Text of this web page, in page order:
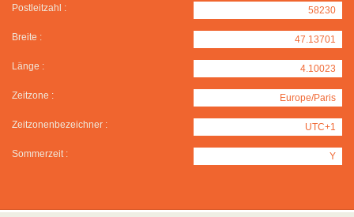
Postleitzahl : 58230
Breite : 47.13701
Länge : 4.10023
Zeitzone : Europe/Paris
Zeitzonenbezeichner : UTC+1
Sommerzeit : Y